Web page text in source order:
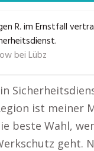
R. im Ernstfall
bei Lübz
ist meiner
beste Wahl,
geht.